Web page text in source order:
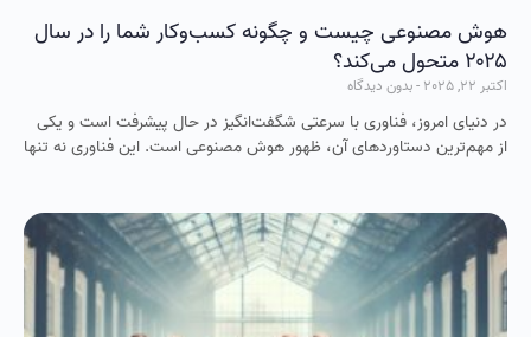
هوش مصنوعی چیست و چگونه کسب‌وکار شما را در سال
۲۰۲۵ متحول می‌کند؟
اکتبر 22, 2025 بدون دیدگاه
در دنیای امروز، فناوری با سرعتی شگفت‌انگیز در حال پیشرفت است و یکی
از مهم‌ترین دستاوردهای آن، ظهور هوش مصنوعی است. این فناوری نه‌ تنها